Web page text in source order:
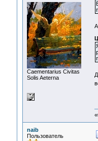
Сaementarius Civitas
Solis Aeterna
naib
Пользователь